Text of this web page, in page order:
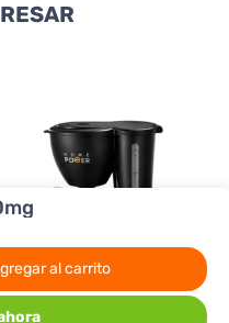
al carrito